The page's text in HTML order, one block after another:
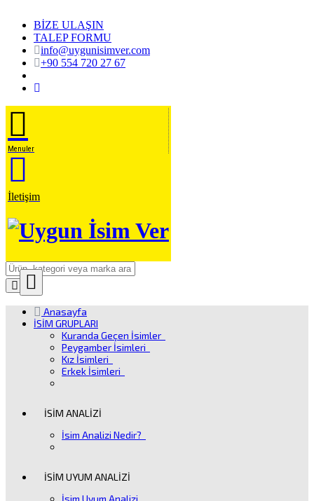
BİZE ULAŞIN
TALEP FORMU
info@uygunisimver.com
+90 554 720 27 67
Menuler
İletişim
Close
Ürün Arama
Anasayfa
İSİM GRUPLARI
Kuranda Geçen İsimler
Peygamber İsimleri
Kız İsimleri
Erkek İsimleri
İSİM ANALİZİ
İsim Analizi Nedir?
İSİM UYUM ANALİZİ
İsim Uyum Analizi